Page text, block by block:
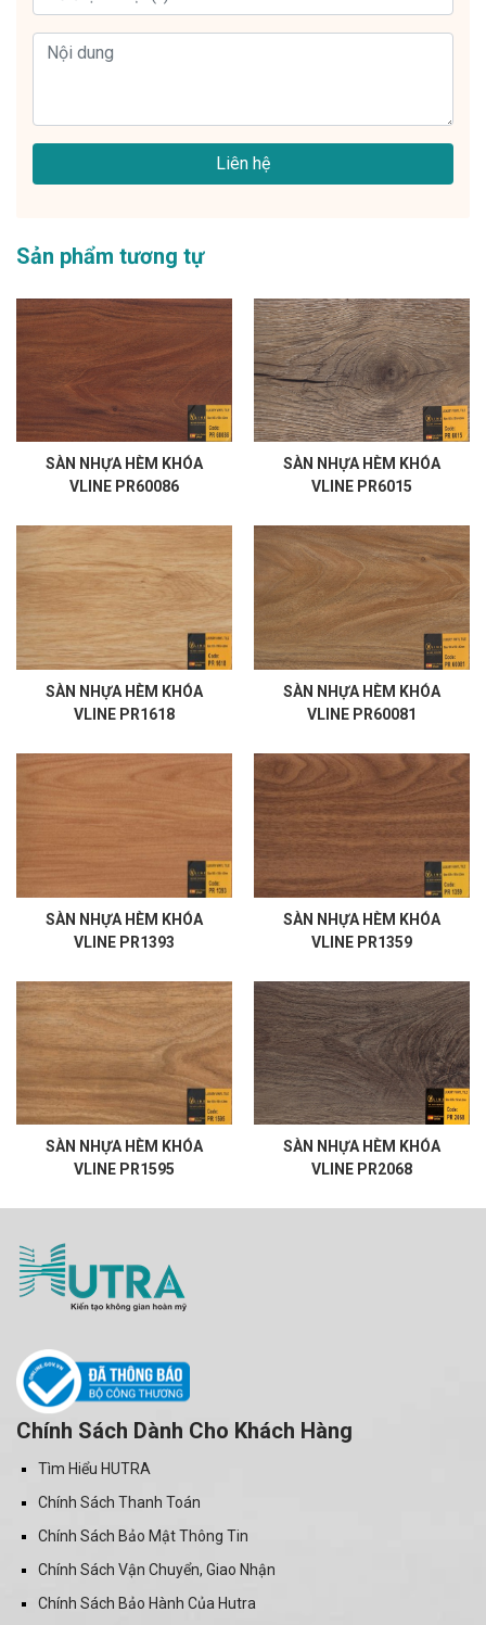
Liên hệ
Sản phẩm tương tự
SÀN NHỰA HÈM KHÓA
VLINE PR60086
SÀN NHỰA HÈM KHÓA
VLINE PR6015
SÀN NHỰA HÈM KHÓA
VLINE PR1618
SÀN NHỰA HÈM KHÓA
VLINE PR60081
SÀN NHỰA HÈM KHÓA
VLINE PR1393
SÀN NHỰA HÈM KHÓA
VLINE PR1359
SÀN NHỰA HÈM KHÓA
VLINE PR1595
SÀN NHỰA HÈM KHÓA
VLINE PR2068
Chính Sách Dành Cho Khách Hàng
Tìm Hiểu HUTRA
Chính Sách Thanh Toán
Chính Sách Bảo Mật Thông Tin
Chính Sách Vận Chuyển, Giao Nhận
Chính Sách Bảo Hành Của Hutra